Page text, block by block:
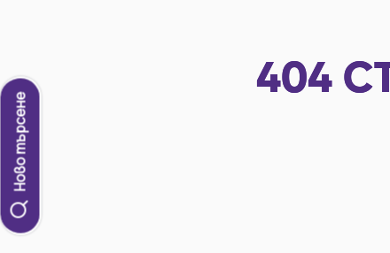
Ново търсене
404